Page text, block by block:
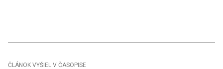
ČLÁNOK VYŠIEL V ČASOPISE